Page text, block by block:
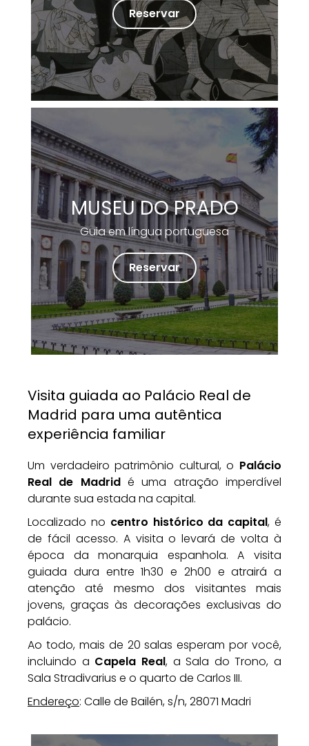
Reservar
MUSEU DO PRADO
Guia em língua portuguesa
Reservar
Visita guiada ao Palácio Real de
Madrid para uma autêntica
experiência familiar
Um verdadeiro patrimônio cultural, o Palácio
Real de Madridé uma atração imperdível
durante sua estada na capital.
Localizado no centro histórico da capital, é
de fácil acesso. A visita o levará de volta à
época da monarquia espanhola. A visita
guiada dura entre 1h30 e 2h00 e atrairá a
atenção até mesmo dos visitantes mais
jovens, graças às decorações exclusivas do
palácio.
Ao todo, mais de 20 salas esperam por você,
incluindo a Capela Real, a Sala do Trono, a
Sala Stradivarius e o quarto de Carlos III.
Endereço: Calle de Bailén, s/n, 28071 Madri